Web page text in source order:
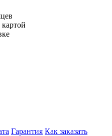
Гарантия Как заказать